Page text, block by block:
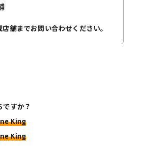
舗までお問い合わせください。
すか？
King
King